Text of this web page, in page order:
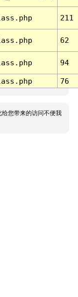
211
62
94
76
您带来的访问不便我